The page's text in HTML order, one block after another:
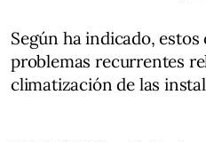
Según ha indicado, estos
problemas recurrentes
climatización de las